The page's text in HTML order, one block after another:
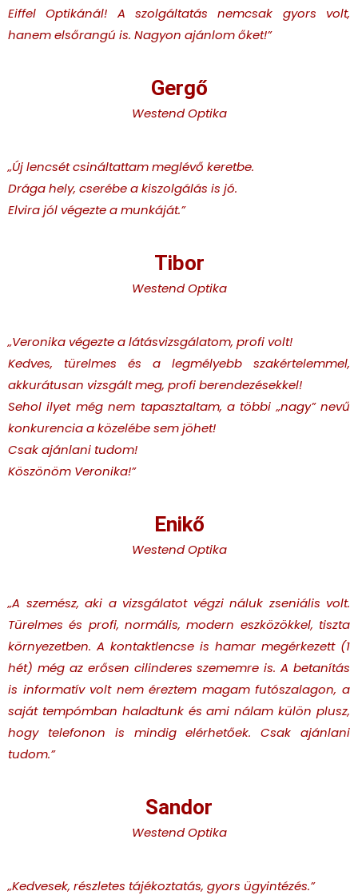
Eiffel Optikánál! A szolgáltatás nemcsak gyors volt,
hanem elsőrangú is. Nagyon ajánlom őket!”
Gergő
Westend Optika
„Új lencsét csináltattam meglévő keretbe.
Drága hely, cserébe a kiszolgálás is jó.
Elvira jól végezte a munkáját.”
Tibor
Westend Optika
„Veronika végezte a látásvizsgálatom, profi volt!
Kedves, türelmes és a legmélyebb szakértelemmel,
akkurátusan vizsgált meg, profi berendezésekkel!
Sehol ilyet még nem tapasztaltam, a többi„nagy”nevű
konkurencia a közelébe sem jöhet!
Csak ajánlani tudom!
Köszönöm Veronika!”
Enikő
Westend Optika
„A szemész, aki a vizsgálatot végzi náluk zseniális volt.
Türelmes és profi, normális, modern eszközökkel, tiszta
környezetben. A kontaktlencse is hamar megérkezett (1
hét) még az erősen cilinderes szememre is. A betanítás
is informatív volt nem éreztem magam futószalagon, a
saját tempómban haladtunk és ami nálam külön plusz,
hogy telefonon is mindig elérhetőek. Csak ajánlani
tudom.”
Sandor
Westend Optika
„Kedvesek, részletes tájékoztatás, gyors ügyintézés.”